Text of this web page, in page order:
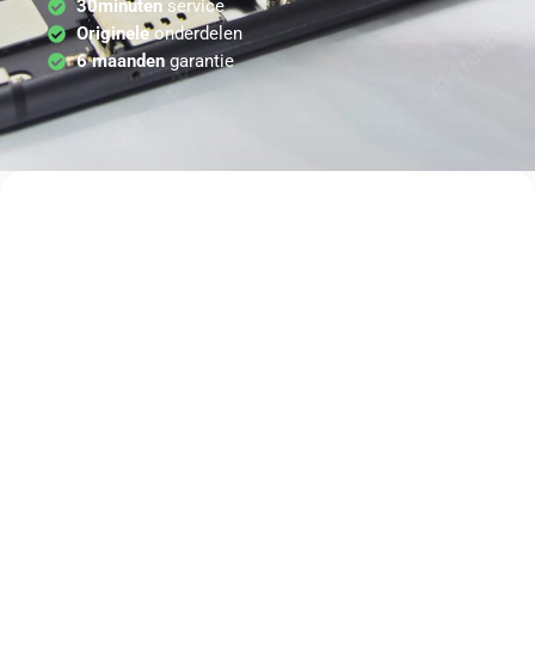
30minutenservice
Origineleonderdelen
6 maandengarantie